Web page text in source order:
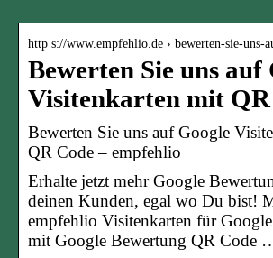
http s://www.empfehlio.de › bewerten-sie-uns-
Bewerten Sie uns auf
Visitenkarten mit QR
Bewerten Sie uns auf Google
QR Code – empfehlio
Erhalte jetzt mehr Google
deinen Kunden, egal wo Du bist!
empfehlio Visitenkarten für
mit Google Bewertung QR Code